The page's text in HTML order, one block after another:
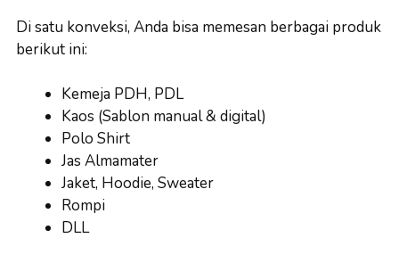
Di satu konveksi, Anda bisa memesan berbagai produk
berikut ini:
Kemeja PDH, PDL
Kaos (Sablon manual & digital)
Polo Shirt
Jas Almamater
Jaket, Hoodie, Sweater
Rompi
DLL